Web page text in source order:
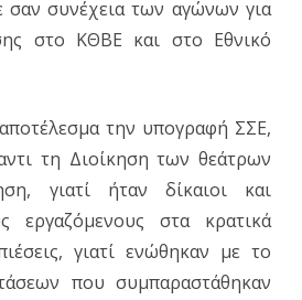
συνέχεια των αγώνων για
στο ΚΘΒΕ και στο Εθνικό
την υπογραφή ΣΣΕ,
τη Διοίκηση των θεάτρων
γιατί ήταν δίκαιοι και
εργαζόμενους στα κρατικά
γιατί ενώθηκαν με το
που συμπαραστάθηκαν